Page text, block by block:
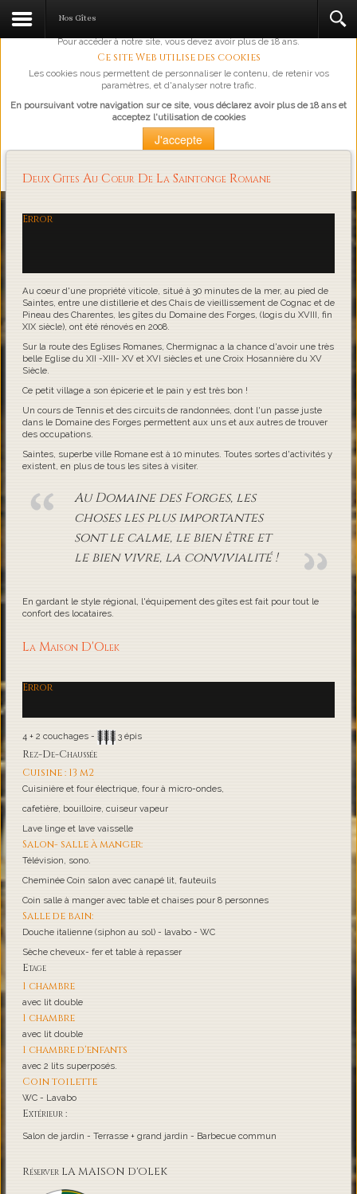
L'abus d'alcool est dangereux pour la santé, à consommer avec
Pour accéder à notre site, vous devez avoir plus de 18 ans.
Ce site Web utilise des cookies
Les cookies nous permettent de personnaliser le contenu, de retenir vos
paramètres, et d'analyser notre trafic.
En poursuivant votre navigation sur ce site, vous déclarez avoir plus de 18 ans et
acceptez l'utilisation de cookies
J'accepte
Loading...
Nos Gîtes
Deux Gites Au Coeur De La Saintonge Romane
Error
Au coeur d'une propriété viticole, situé à 30 minutes de la mer, au pied de
Saintes, entre une distillerie et des Chais de vieillissement de Cognac et de
Pineau des Charentes, les gîtes du Domaine des Forges, (logis du XVIII, fin
XIX siècle), ont été rénovés en 2008.
Sur la route des Eglises Romanes, Chermignac a la chance d'avoir une très
belle Eglise du XII -XIII- XV et XVI siècles et une Croix Hosannière du XV
Siècle.
Ce petit village a son épicerie et le pain y est très bon !
Un cours de Tennis et des circuits de randonnées, dont l'un passe juste
dans le Domaine des Forges permettent aux uns et aux autres de trouver
des occupations.
Saintes, superbe ville Romane est à 10 minutes. Toutes sortes d'activités y
existent, en plus de tous les sites à visiter.
Au Domaine des Forges, les
choses les plus importantes
sont le calme, le bien être et
le bien vivre, la convivialité !
En gardant le style régional, l'équipement des gîtes est fait pour tout le
confort des locataires.
La Maison D'Olek
Error
4 + 2 couchages - 3 épis
Rez-De-Chaussée
Cuisine : 13 m2
Cuisinière et four électrique, four à micro-ondes,
cafetière, bouilloire, cuiseur vapeur
Lave linge et lave vaisselle
Salon- salle à manger:
Télévision, sono.
Cheminée Coin salon avec canapé lit, fauteuils
Coin salle à manger avec table et chaises pour 8 personnes
Salle de bain:
Douche italienne (siphon au sol) - lavabo - WC
Sèche cheveux- fer et table à repasser
Etage
1 chambre
avec lit double
1 chambre
avec lit double
1 chambre d'enfants
avec 2 lits superposés.
Coin toilette
WC - Lavabo
Extérieur :
Salon de jardin - Terrasse + grand jardin - Barbecue commun
Réserver LA MAISON D'OLEK